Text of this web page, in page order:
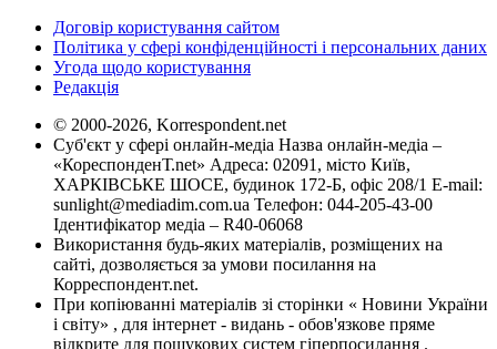
Договір користування сайтом
Політика у сфері конфіденційності і персональних даних
Угода щодо користування
Редакція
© 2000-2026, Korrespondent.net
Суб'єкт у сфері онлайн-медіа Назва онлайн-медіа –
«КореспонденТ.net» Адреса: 02091, місто Київ,
ХАРКІВСЬКЕ ШОСЕ, будинок 172-Б, офіс 208/1 E-mail:
sunlight@mediadim.com.ua Телефон: 044-205-43-00
Ідентифікатор медіа – R40-06068
Використання будь-яких матеріалів, розміщених на
сайті, дозволяється за умови посилання на
Корреспондент.net.
При копіюванні матеріалів зі сторінки « Новини України
і світу» , для інтернет - видань - обов'язкове пряме
відкрите для пошукових систем гіперпосилання .